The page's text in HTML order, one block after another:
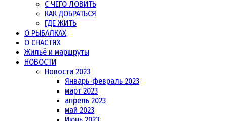
С ЧЕГО ЛОВИТЬ
КАК ДОБРАТЬСЯ
ГДЕ ЖИТЬ
О РЫБАЛКАХ
О СНАСТЯХ
Жильё и маршруты
НОВОСТИ
Новости 2023
Январь-февраль 2023
март 2023
апрель 2023
май 2023